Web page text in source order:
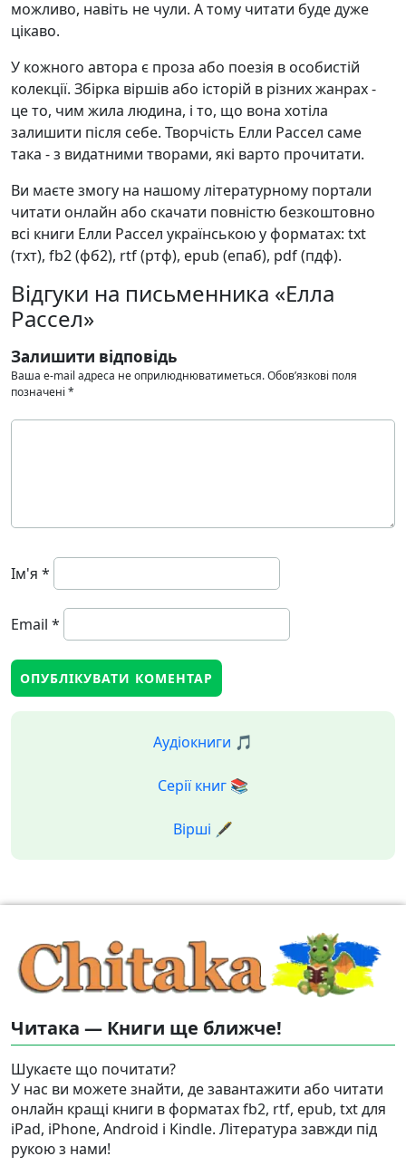
можливо, навіть не чули. А тому читати буде дуже
цікаво.
У кожного автора є проза або поезія в особистій
колекції. Збірка віршів або історій в різних жанрах -
це то, чим жила людина, і то, що вона хотіла
залишити після себе. Творчість Елли Рассел саме
така - з видатними творами, які варто прочитати.
Ви маєте змогу на нашому літературному портали
читати онлайн або скачати повністю безкоштовно
всі книги Елли Рассел українською у форматах: txt
(тхт), fb2 (фб2), rtf (ртф), epub (епаб), pdf (пдф).
Відгуки на письменника «Елла
Рассел»
Залишити відповідь
Ваша e-mail адреса не оприлюднюватиметься.Обов’язкові поля
позначені *
Ім'я *
Email *
Аудіокниги 🎵
Серії книг 📚
Вірші 🖋️
Читака — Книги ще ближче!
Шукаєте що почитати?
У нас ви можете знайти, де завантажити або читати
онлайн кращі книги в форматах fb2, rtf, epub, txt для
iPad, iPhone, Android і Kindle. Література завжди під
рукою з нами!